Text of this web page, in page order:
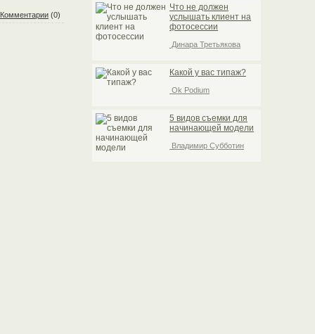
Комментарии (0)
Что не должен
услышать клиент на
фотосессии
Динара Третьякова
Какой у вас типаж?
Ok Podium
5 видов съемки для
начинающей модели
Владимир Субботин